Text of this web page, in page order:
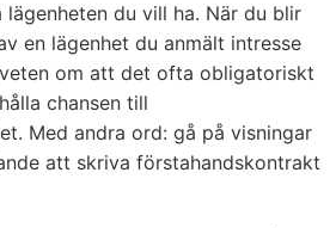
du vill ha. När du blir
en lägenhet du anmält intresse
om att det ofta obligatoriskt
chansen till
Med andra ord: gå på visningar
att skriva förstahandskontrakt